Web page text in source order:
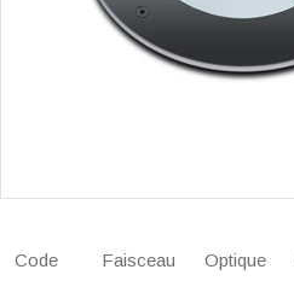
Code Faisceau Optique